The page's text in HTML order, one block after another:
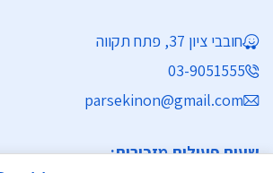
חובבי ציון 37, פתח תקווה
03-9051555
parsekinon@gmail.com
שעות פעילות מזכירות: